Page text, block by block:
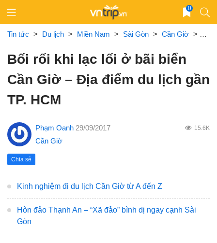
content
0
Tin tức > Du lịch > Miền Nam > Sài Gòn > Cần Giờ > Bối
Bối rối khi lạc lối ở bãi biển
Cần Giờ – Địa điểm du lịch gần
TP. HCM
Phạm Oanh 29/09/2017 15.6K
Cần Giờ
Chia sẻ
Kinh nghiệm đi du lịch Cần Giờ từ A đến Z
Hòn đảo Thạnh An – “Xã đảo” bình dị ngay cạnh Sài
Gòn